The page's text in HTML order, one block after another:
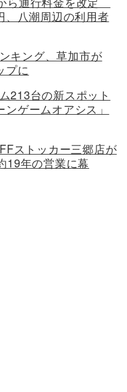
、八潮周辺の利用者
キング、草加市が
プに
213台の新スポット
ゲームオアシス」
ストッカー三郷店が
年の営業に幕